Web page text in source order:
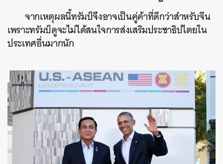
จากเหตุผลนี้ทรัมป์จึงอาจเป็นคู่ค้าที่ดีกว่าสำหรับจีน
เพราะทรัมป์ดูจะไม่ได้สนใจการส่งเสริมประชาธิปไตยใน
ประเทศอื่นมากนัก